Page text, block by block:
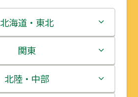
北海道・東北
北海道
青森県
関東
茨城県
北陸・中部